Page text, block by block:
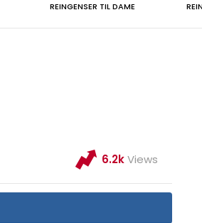
REINGENSER TIL DAME
6.2kViews